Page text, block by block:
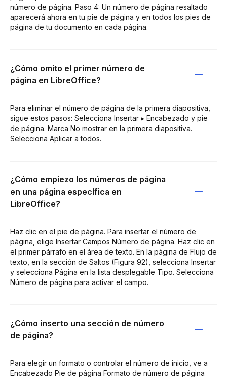
número de página. Paso 4: Un número de página resaltado
aparecerá ahora en tu pie de página y en todos los pies de
página de tu documento en cada página.
¿Cómo omito el primer número de
página en LibreOffice?
Para eliminar el número de página de la primera diapositiva,
sigue estos pasos: Selecciona Insertar ▸ Encabezado y pie
de página. Marca No mostrar en la primera diapositiva.
Selecciona Aplicar a todos.
¿Cómo empiezo los números de página
en una página específica en
LibreOffice?
Haz clic en el pie de página. Para insertar el número de
página, elige Insertar Campos Número de página. Haz clic en
el primer párrafo en el área de texto. En la página de Flujo de
texto, en la sección de Saltos (Figura 92), selecciona Insertar
y selecciona Página en la lista desplegable Tipo. Selecciona
Número de página para activar el campo.
¿Cómo inserto una sección de número
de página?
Para elegir un formato o controlar el número de inicio, ve a
Encabezado Pie de página Formato de número de página